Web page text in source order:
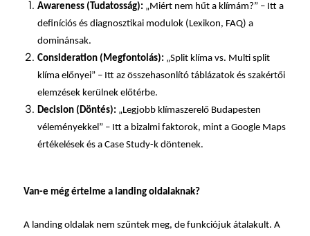
Awareness (Tudatosság): „Miért nem hűt a klímám?” – Itt a
definíciós és diagnosztikai modulok (Lexikon, FAQ) a
dominánsak.
Consideration (Megfontolás): „Split klíma vs. Multi split
klíma előnyei” – Itt az összehasonlító táblázatok és szakértői
elemzések kerülnek előtérbe.
Decision (Döntés): „Legjobb klímaszerelő Budapesten
véleményekkel” – Itt a bizalmi faktorok, mint a Google Maps
értékelések és a Case Study-k döntenek.
Van-e még értelme a landing oldalaknak?
A landing oldalak nem szűntek meg, de funkciójuk átalakult. A